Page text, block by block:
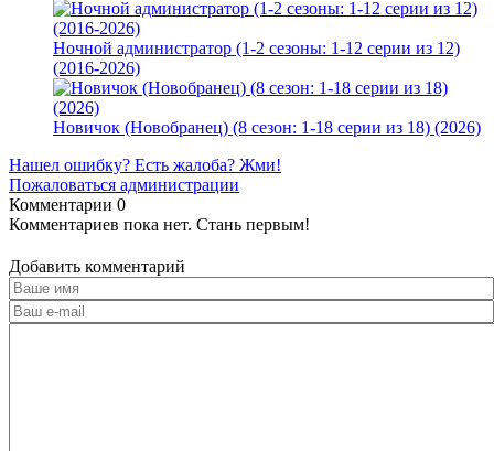
Ночной администратор (1-2 сезоны: 1-12 серии из 12)
(2016-2026)
Новичок (Новобранец) (8 сезон: 1-18 серии из 18) (2026)
Нашел ошибку? Есть жалоба? Жми!
Пожаловаться администрации
Комментарии 0
Комментариев пока нет. Стань первым!
Добавить комментарий